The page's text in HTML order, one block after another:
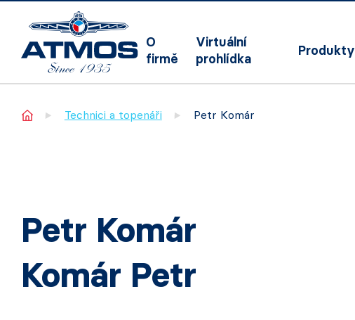
O
firmě
Virtuální
prohlídka
Produkty
Home Technici a topenáři Petr Komár
Petr Komár
Komár Petr